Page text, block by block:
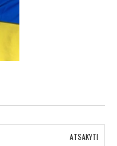
ATSAKYTI